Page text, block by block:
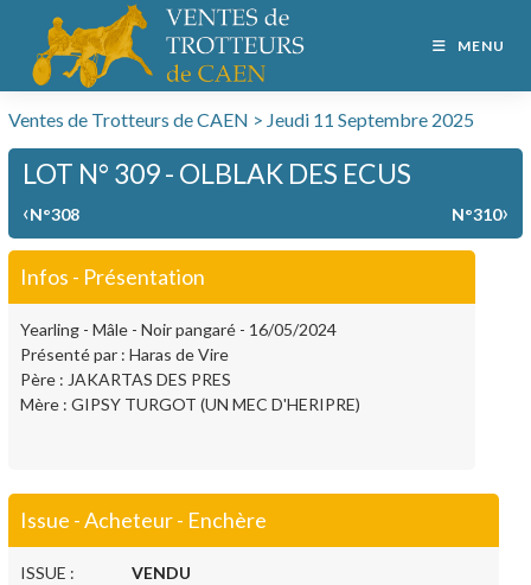
MENU
Ventes de Trotteurs de CAEN > Jeudi 11 Septembre 2025
LOT N° 309 - OLBLAK DES ECUS
‹N°308 N°310›
Infos - Présentation
Yearling - Mâle - Noir pangaré - 16/05/2024
Présenté par : Haras de Vire
Père : JAKARTAS DES PRES
Mère : GIPSY TURGOT (UN MEC D'HERIPRE)
Issue - Acheteur - Enchère
ISSUE : VENDU